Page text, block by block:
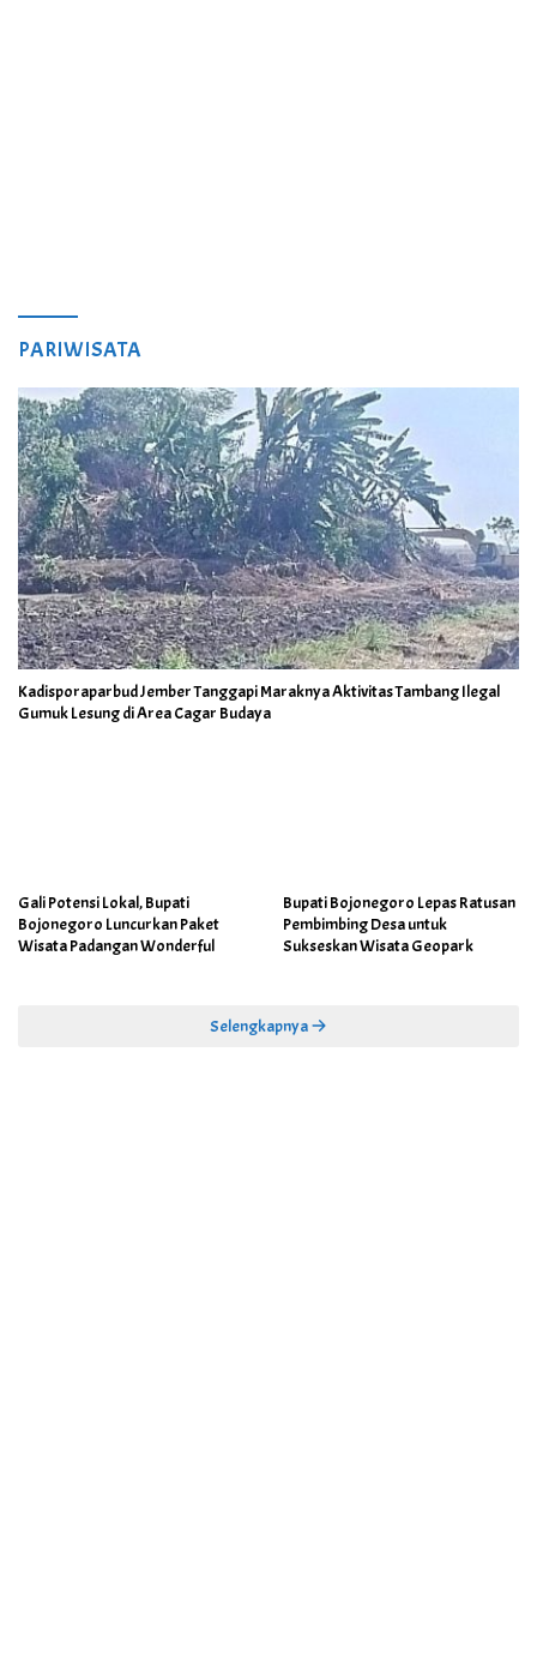
PARIWISATA
Kadisporaparbud Jember Tanggapi Maraknya Aktivitas Tambang Ilegal
Gumuk Lesung di Area Cagar Budaya
Gali Potensi Lokal, Bupati
Bojonegoro Luncurkan Paket
Wisata Padangan Wonderful
Bupati Bojonegoro Lepas Ratusan
Pembimbing Desa untuk
Sukseskan Wisata Geopark
Selengkapnya